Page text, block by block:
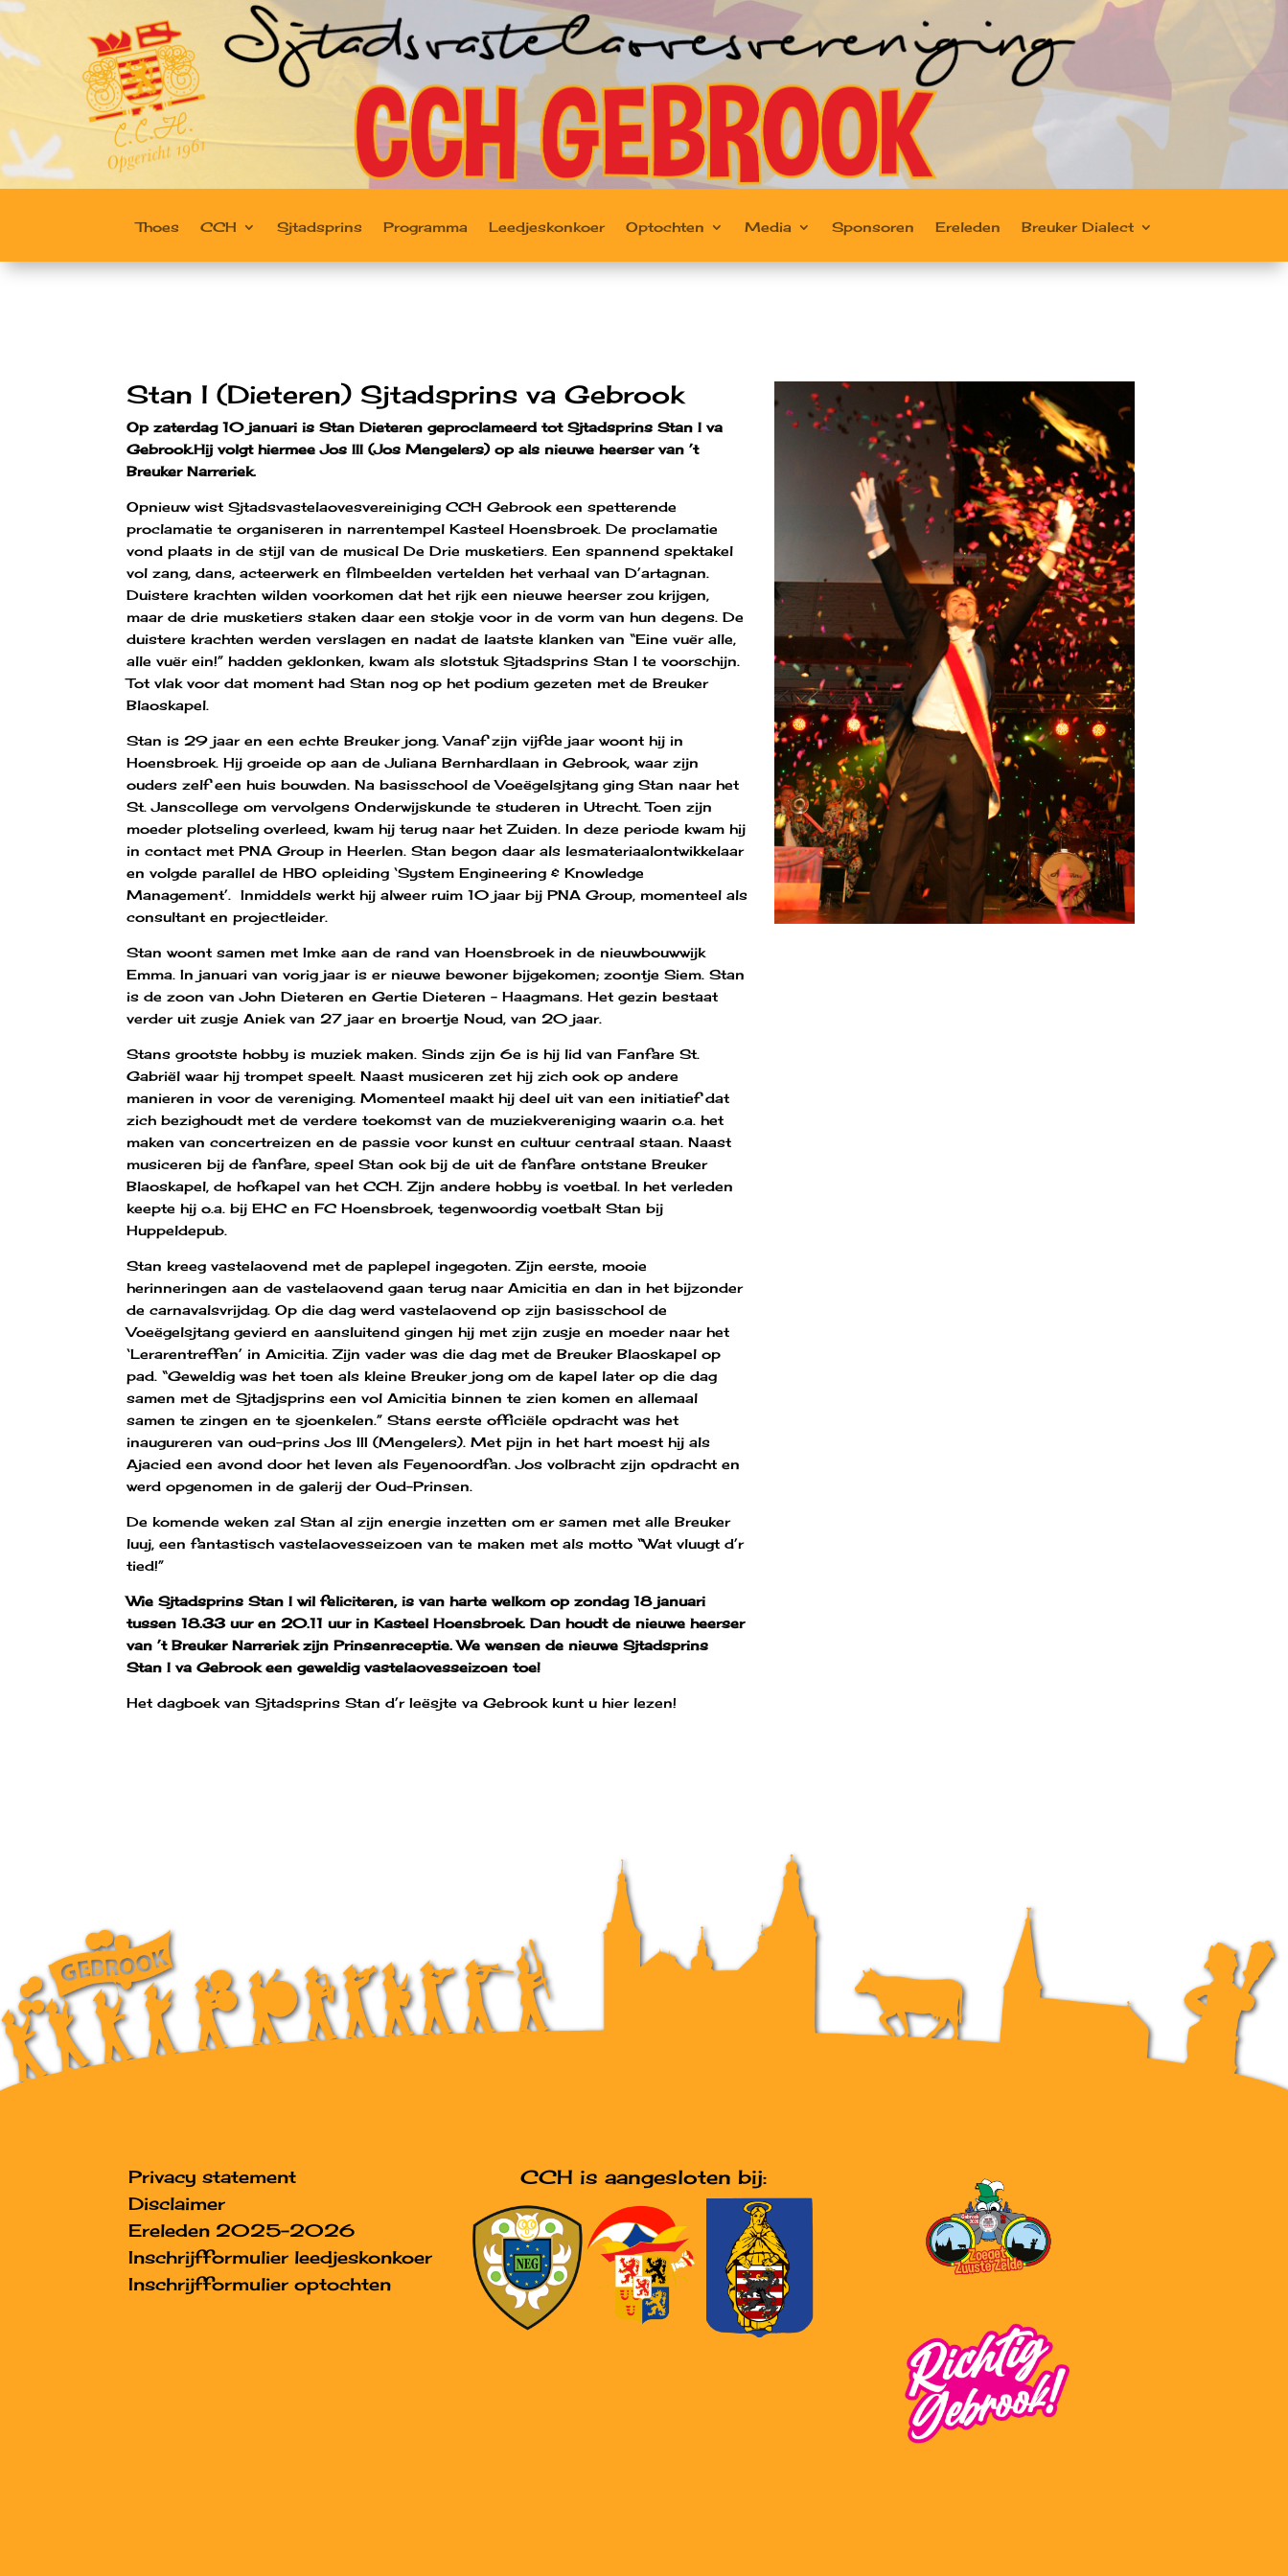
Thoes CCH Sjtadsprins Programma Leedjeskonkoer Optochten Media Sponsoren Ereleden Breuker Dialect
Stan I (Dieteren) Sjtadsprins va Gebrook
Op zaterdag 10 januari is Stan Dieteren geproclameerd tot Sjtadsprins Stan I va
Gebrook.Hij volgt hiermee Jos III (Jos Mengelers) op als nieuwe heerser van ’t
Breuker Narreriek.
Opnieuw wist Sjtadsvastelaovesvereiniging CCH Gebrook een spetterende
proclamatie te organiseren in narrentempel Kasteel Hoensbroek. De proclamatie
vond plaats in de stijl van de musical De Drie musketiers. Een spannend spektakel
vol zang, dans, acteerwerk en filmbeelden vertelden het verhaal van D’artagnan.
Duistere krachten wilden voorkomen dat het rijk een nieuwe heerser zou krijgen,
maar de drie musketiers staken daar een stokje voor in de vorm van hun degens. De
duistere krachten werden verslagen en nadat de laatste klanken van “Eine vuër alle,
alle vuër ein!” hadden geklonken, kwam als slotstuk Sjtadsprins Stan I te voorschijn.
Tot vlak voor dat moment had Stan nog op het podium gezeten met de Breuker
Blaoskapel.
Stan is 29 jaar en een echte Breuker jong. Vanaf zijn vijfde jaar woont hij in
Hoensbroek. Hij groeide op aan de Juliana Bernhardlaan in Gebrook, waar zijn
ouders zelf een huis bouwden. Na basisschool de Voeëgelsjtang ging Stan naar het
St. Janscollege om vervolgens Onderwijskunde te studeren in Utrecht. Toen zijn
moeder plotseling overleed, kwam hij terug naar het Zuiden. In deze periode kwam hij
in contact met PNA Group in Heerlen. Stan begon daar als lesmateriaalontwikkelaar
en volgde parallel de HBO opleiding ‘System Engineering & Knowledge
Management’. Inmiddels werkt hij alweer ruim 10 jaar bij PNA Group, momenteel als
consultant en projectleider.
Stan woont samen met Imke aan de rand van Hoensbroek in de nieuwbouwwijk
Emma. In januari van vorig jaar is er nieuwe bewoner bijgekomen; zoontje Siem. Stan
is de zoon van John Dieteren en Gertie Dieteren – Haagmans. Het gezin bestaat
verder uit zusje Aniek van 27 jaar en broertje Noud, van 20 jaar.
Stans grootste hobby is muziek maken. Sinds zijn 6e is hij lid van Fanfare St.
Gabriël waar hij trompet speelt. Naast musiceren zet hij zich ook op andere
manieren in voor de vereniging. Momenteel maakt hij deel uit van een initiatief dat
zich bezighoudt met de verdere toekomst van de muziekvereniging waarin o.a. het
maken van concertreizen en de passie voor kunst en cultuur centraal staan. Naast
musiceren bij de fanfare, speel Stan ook bij de uit de fanfare ontstane Breuker
Blaoskapel, de hofkapel van het CCH. Zijn andere hobby is voetbal. In het verleden
keepte hij o.a. bij EHC en FC Hoensbroek, tegenwoordig voetbalt Stan bij
Huppeldepub.
Stan kreeg vastelaovend met de paplepel ingegoten. Zijn eerste, mooie
herinneringen aan de vastelaovend gaan terug naar Amicitia en dan in het bijzonder
de carnavalsvrijdag. Op die dag werd vastelaovend op zijn basisschool de
Voeëgelsjtang gevierd en aansluitend gingen hij met zijn zusje en moeder naar het
‘Lerarentreffen’ in Amicitia. Zijn vader was die dag met de Breuker Blaoskapel op
pad. “Geweldig was het toen als kleine Breuker jong om de kapel later op die dag
samen met de Sjtadjsprins een vol Amicitia binnen te zien komen en allemaal
samen te zingen en te sjoenkelen.” Stans eerste officiële opdracht was het
inaugureren van oud-prins Jos III (Mengelers). Met pijn in het hart moest hij als
Ajacied een avond door het leven als Feyenoordfan. Jos volbracht zijn opdracht en
werd opgenomen in de galerij der Oud-Prinsen.
De komende weken zal Stan al zijn energie inzetten om er samen met alle Breuker
luuj, een fantastisch vastelaovesseizoen van te maken met als motto “Wat vluugt d’r
tied!”
Wie Sjtadsprins Stan I wil feliciteren, is van harte welkom op zondag 18 januari
tussen 18.33 uur en 20.11 uur in Kasteel Hoensbroek. Dan houdt de nieuwe heerser
van ’t Breuker Narreriek zijn Prinsenreceptie. We wensen de nieuwe Sjtadsprins
Stan I va Gebrook een geweldig vastelaovesseizoen toe!
Het dagboek van Sjtadsprins Stan d’r Ieësjte va Gebrook kunt u hier lezen!
Privacy statement
Disclaimer
Ereleden 2025-2026
Inschrijfformulier leedjeskonkoer
Inschrijfformulier optochten
CCH is aangesloten bij: